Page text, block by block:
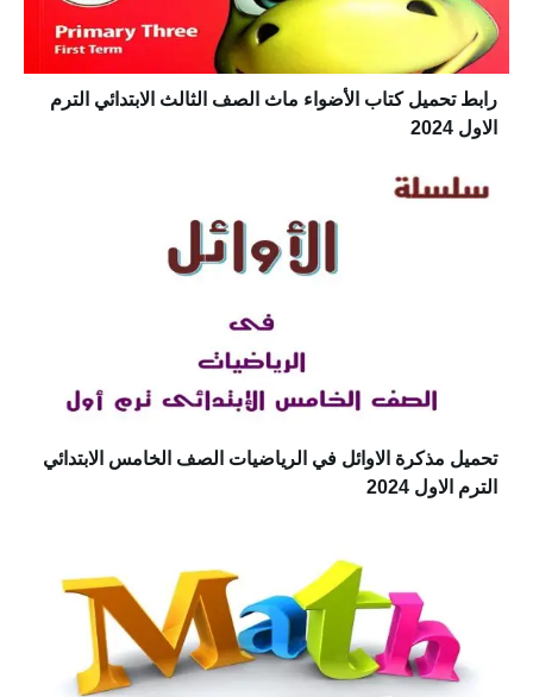
رابط تحميل كتاب الأضواء ماث الصف الثالث الابتدائي الترم
الاول 2024
تحميل مذكرة الاوائل في الرياضيات الصف الخامس الابتدائي
الترم الاول 2024